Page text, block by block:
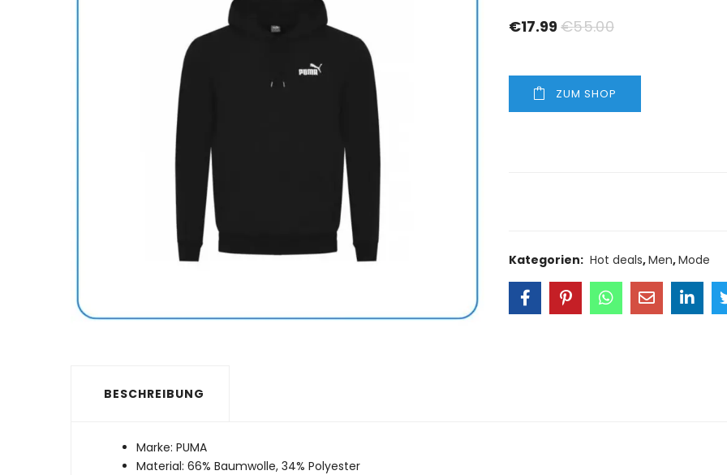
€17.99€55.00
ZUM SHOP
Kategorien: Hot deals,Men,Mode
BESCHREIBUNG
Marke: PUMA
Material: 66% Baumwolle, 34% Polyester